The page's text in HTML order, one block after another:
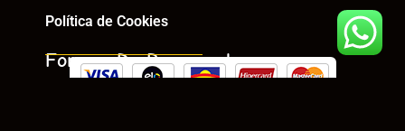
Política de Cookies
Formas De Pagamento